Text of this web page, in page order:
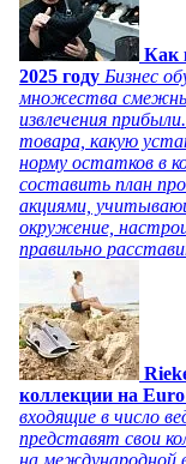
Как
2025 году Бизнес
множества
извлечения
товара, какую
норму остатков в
составить план
акциями,
окружение,
правильно
коллекции на Euro
входящие в число
представят свои
на международной